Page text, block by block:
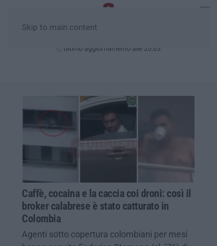
Skip to main content
Ultimo aggiornamento alle 20:03
Caffè, cocaina e la caccia coi droni: così il
broker calabrese è stato catturato in
Colombia
Agenti sotto copertura colombiani per mesi